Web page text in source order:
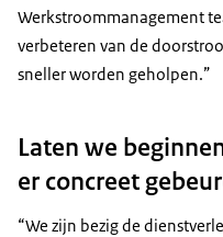
Werkstroommanagement
verbeteren van de
sneller worden geholpen.”
Laten we
er concreet
“We zijn bezig de